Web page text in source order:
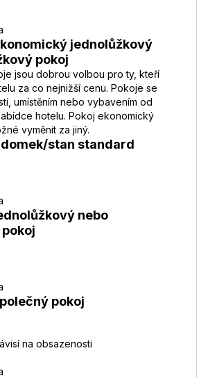
jednolůžkový
pokoj
jsou dobrou volbou pro ty, kteří
za co nejnižší cenu. Pokoje se
umístěním nebo vybavením od
hotelu. Pokoj ekonomický
vyměnit za jiný.
stan standard
nebo
pokoj
na obsazenosti